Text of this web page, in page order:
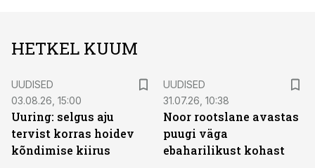
HETKEL KUUM
UUDISED
03.08.26, 15:00
Uuring: selgus aju
tervist korras hoidev
kõndimise kiirus
UUDISED
31.07.26, 10:38
Noor rootslane avastas
puugi väga
ebaharilikust kohast